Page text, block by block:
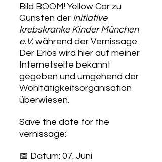
Bild BOOM! Yellow Car zu
Gunsten der Initiative
krebskranke Kinder München
e.V. während der Vernissage.
Der Erlös wird hier auf meiner
Internetseite bekannt
gegeben und umgehend der
Wohltätigkeitsorganisation
überwiesen.
Save the date for the
vernissage:
📅 Datum: 07. Juni